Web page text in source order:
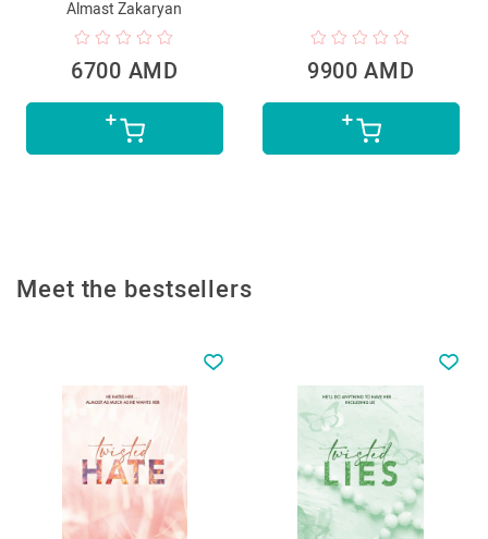
Almast Zakaryan
6700 AMD 9900 AMD
Meet the bestsellers